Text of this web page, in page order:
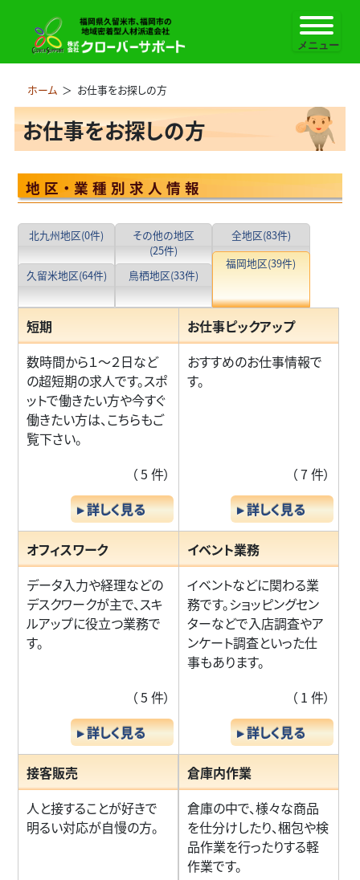
ホーム ＞ お仕事をお探しの方
お仕事をお探しの方
地区・業種別求人情報
北九州地区(0件)
その他の地区
(25件)
全地区(83件)
久留米地区(64件) 鳥栖地区(33件)
福岡地区(39件)
短期
数時間から１～２日など
の超短期の求人です。スポ
ットで働きたい方や今すぐ
働きたい方は、こちらもご
覧下さい。
（ 5 件）
▸ 詳しく見る
お仕事ピックアップ
おすすめのお仕事情報で
す。
（ 7 件）
▸ 詳しく見る
オフィスワーク
データ入力や経理などの
デスクワークが主で、スキ
ルアップに役立つ業務で
す。
（ 5 件）
▸ 詳しく見る
イベント業務
イベントなどに関わる業
務です。ショッピングセン
ターなどで入店調査やア
ンケート調査といった仕
事もあります。
（ 1 件）
▸ 詳しく見る
接客販売
人と接することが好きで
明るい対応が自慢の方。
倉庫内作業
倉庫の中で、様々な商品
を仕分けしたり、梱包や検
品作業を行ったりする軽
作業です。